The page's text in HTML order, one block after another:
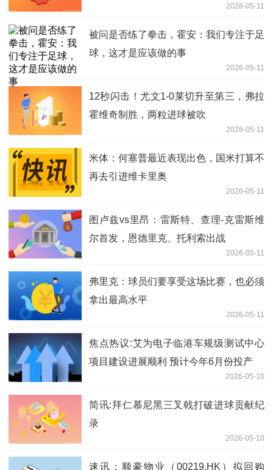
2026-05-11
被问是否练了拳击，霍安：我们专注于足
球，这才是应该做的事
2026-05-11
12秒闪击！尤文1-0莱切升至第三，弗拉
霍维奇制胜，两粒进球被吹
2026-05-11
米体：何塞普最近表现出色，国米打算不
再去引进维卡里奥
2026-05-11
图卢兹vs里昂：雷斯特、查理-克雷斯维
尔首发，恩德里克、托利索出战
2026-05-11
弗里克：球员们要享受这场比赛，也必须
拿出最高水平
2026-05-11
焦点热议:艾为电子临港车规级测试中心
项目建设进展顺利 预计今年6月份投产
2026-05-10
简讯:拜仁慕尼黑三叉戟打破进球贡献纪
录
2026-05-10
速讯：顺豪物业（00219.HK）拟回购